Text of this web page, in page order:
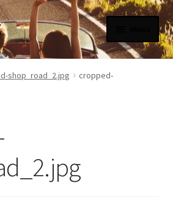
shop_road_2.jpg
cropped-